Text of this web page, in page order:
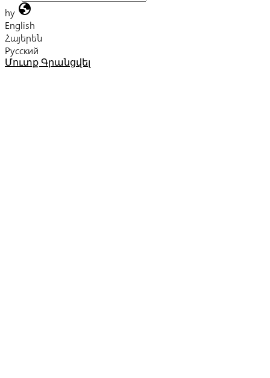
hy globe
English
Հայերեն
Русский
Մուտք Գրանցվել